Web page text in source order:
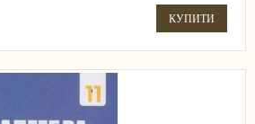
КУПИТИ